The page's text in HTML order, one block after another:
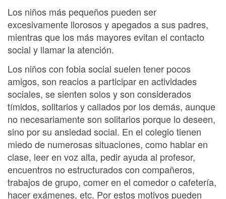
Los niños más pequeños pueden ser
excesivamente llorosos y apegados a sus padres,
mientras que los más mayores evitan el contacto
social y llamar la atención.
Los niños con fobia social suelen tener pocos
amigos, son reacios a participar en actividades
sociales, se sienten solos y son considerados
tímidos, solitarios y callados por los demás, aunque
no necesariamente son solitarios porque lo deseen,
sino por su ansiedad social. En el colegio tienen
miedo de numerosas situaciones, como hablar en
clase, leer en voz alta, pedir ayuda al profesor,
encuentros no estructurados con compañeros,
trabajos de grupo, comer en el comedor o cafetería,
hacer exámenes, etc. Por estos motivos pueden